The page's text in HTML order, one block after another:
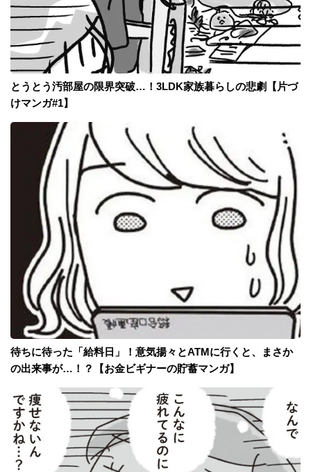
とうとう汚部屋の限界突破…！3LDK家族暮らしの悲劇【片づ
けマンガ#1】
待ちに待った「給料日」！意気揚々とATMに行くと、まさか
の出来事が…！？【お金ビギナーの貯蓄マンガ】